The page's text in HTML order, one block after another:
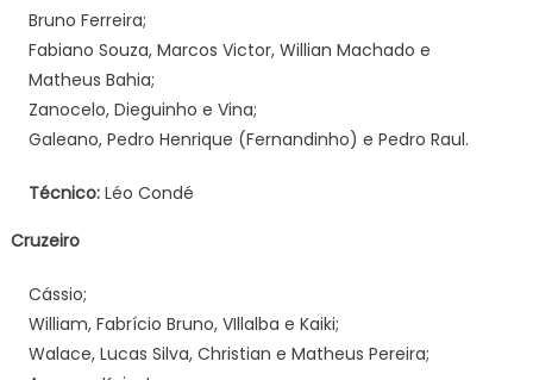
Bruno Ferreira;
Fabiano Souza, Marcos Victor, Willian Machado e
Matheus Bahia;
Zanocelo, Dieguinho e Vina;
Galeano, Pedro Henrique (Fernandinho) e Pedro Raul.
Técnico:Léo Condé
Cruzeiro
Cássio;
William, Fabrício Bruno, VIllalba e Kaiki;
Walace, Lucas Silva, Christian e Matheus Pereira;